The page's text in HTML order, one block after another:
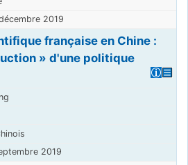
2019
française en Chine :
» d'une politique
2019